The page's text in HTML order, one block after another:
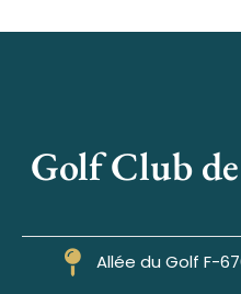
Golf Club
Allée du Golf F-